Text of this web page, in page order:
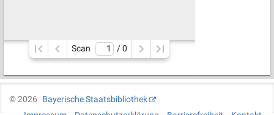
Scan / 0
©2026
Bayerische Staatsbibliothek